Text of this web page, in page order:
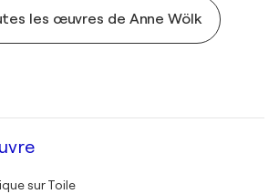
les œuvres de Anne Wölk
sur Toile